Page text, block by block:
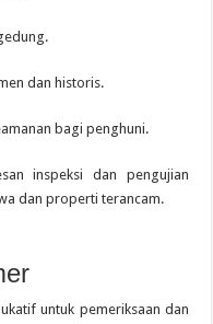
dan historis.
bagi penghuni.
inspeksi dan pengujian
dan properti terancam.
untuk pemeriksaan dan